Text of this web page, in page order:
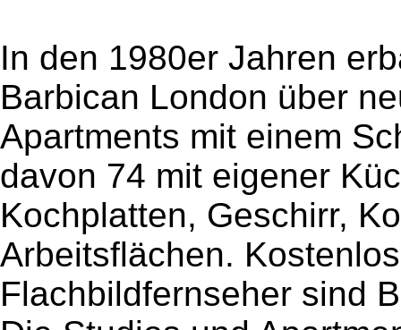
In den 1980er Jahren
Barbican London über
Apartments mit einem
davon 74 mit eigener
Kochplatten, Geschirr,
Arbeitsflächen.
Flachbildfernseher sind